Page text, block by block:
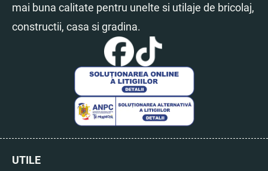
mai buna calitate pentru unelte si utilaje de bricolaj,
constructii, casa si gradina.
UTILE